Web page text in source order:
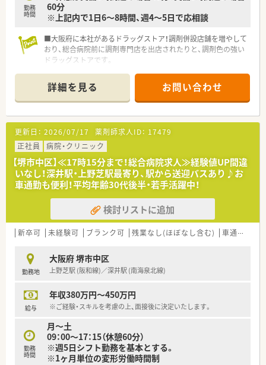
■大手企業ならではの低い離職率を強みに、店舗には20代の若
手から60代のベテランまで幅広い世代が和気あいあいと活躍し
■エリアマネージャーのほかに急な応援に対応できるラウンダ
ーが20名以上在籍しており、急なお休みの際にも安心の体制で
す。
■常時3名から4名の薬剤師と1名から2名の調剤事務を配置する
手厚い複数名体制を敷いており、安心して業務に集中できます。
勤務
時間
60分
※上記内で1日6～8時間、週4～5日で応相談
■大阪府に本社があるドラッグストア！調剤併設店舗を増やして
おり、総合病院前に調剤専門店を出店されたりと、調剤色の強い
ドラッグストアです。
制を強化しています。
■カウンセリングに力をいれており、お客様・患者様とのコミュ
ニケーションを重視されています。
■1人あたりの処方箋枚数は約20枚ほど！ゆとりをもってお仕事
していただけます。
■レセコンセンターを開設し、レセコン入力などをセンター化
し、一括で行うことにより、各店舗の医療事務を削減し、事務の
方の効率化も行っています。
■ラウンダーで応援できる薬剤師様が20名以上おり、別でエリ
アマネージャーもいますので、急なお休み等にはしっかりと対応
していただけます。
■調剤薬局とＯＴＣは分離申請しているため、調剤薬局の開局時
間に合わせての勤務になります。
■年齢層は非常に離職率が低い事もあり、新卒の20代～60代と
幅広いご年齢層の方がご活躍されています。
としても取り組んでいます。
■大手企業ならではの社員持株制度、福利厚生が充実していま
す。
詳細を見る お問い合わせ
更新日： 2026/07/17 薬剤師求人ID： 17479
正社員
病院・クリニック
【堺市中区】≪17時15分まで！総合病院求人≫経験値UP間違
いなし！深井駅・上野芝駅最寄り、駅から送迎バスあり♪お
車通勤も便利！平均年齢30代後半・若手活躍中！
検討リストに追加
新卒可 未経験可 ブランク可 残業なし(ほぼなし含む) 車通勤可
勤務地
大阪府 堺市中区
上野芝駅 (阪和線)／深井駅 (南海泉北線)
給与
年収380万円～450万円
※ご経験・スキルを考慮の上、面接後に決定いたします。
勤務
時間
月～土
09：00～17：15（休憩60分）
※週5日シフト勤務を基本とする。
※1ヶ月単位の変形労働時間制